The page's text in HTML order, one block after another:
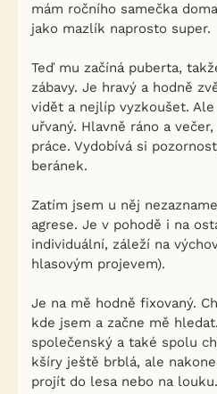
mám ročního samečka
jako mazlík naprosto super.
Teď mu začíná puberta,
zábavy. Je hravý a hodně
vidět a nejlíp vyzkoušet.
uřvaný. Hlavně ráno a
práce. Vydobívá si
beránek.
Zatím jsem u něj
agrese. Je v pohodě i na
individuální, záleží na
hlasovým projevem).
Je na mě hodně fixovaný.
kde jsem a začne mě
společenský a také spolu
kšíry ještě brblá, ale
projít do lesa nebo na louku.